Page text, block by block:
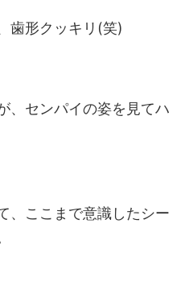
歯形クッキリ(笑)
、センパイの姿を見てハ
、ここまで意識したシー